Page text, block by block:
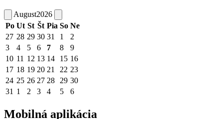
August2026
Po Ut St Št Pia So Ne
27 28 29 30 31 1
2
3
4 5 6 7 8
9
10 11 12 13 14 15 16
17 18 19 20 21 22 23
24 25 26 27 28 29 30
31 1 2 3 4 5 6
Mobilná aplikácia